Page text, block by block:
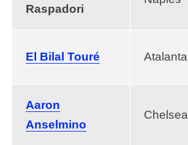
Raspadori
El Bilal Touré Atalanta
Aaron
Anselmino
Chelsea